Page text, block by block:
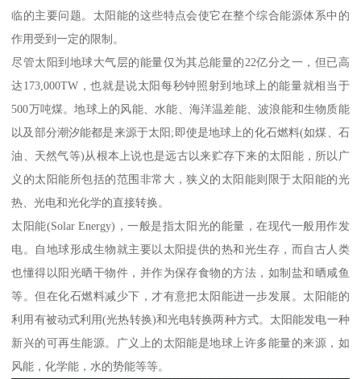
临的主要问题。太阳能的这些特点会使它在整个综合能源体系中的
作用受到一定的限制。
尽管太阳到地球大气层的能量仅为其总能量的22亿分之一，但已高
达173,000TW，也就是说太阳每秒钟照射到地球上的能量就相当于
500万吨煤。地球上的风能、水能、海洋温差能、波浪能和生物质能
以及部分潮汐能都是来源于太阳;即使是地球上的化石燃料(如煤、石
油、天然气等)从根本上说也是远古以来贮存下来的太阳能，所以广
义的太阳能所包括的范围非常大，狭义的太阳能则限于太阳能的光
热、光电和光化学的直接转换。
太阳能(Solar Energy)，一般是指太阳光的能量，在现代一般用作发
电。自地球形成生物就主要以太阳提供的热和光生存，而自古人类
也懂得以阳光晒干物件，并作为保存食物的方法，如制盐和晒咸鱼
等。但在化石燃料减少下，才有意把太阳能进一步发展。太阳能的
利用有被动式利用(光热转换)和光电转换两种方式。太阳能发电一种
新兴的可再生能源。广义上的太阳能是地球上许多能量的来源，如
风能，化学能，水的势能等等。